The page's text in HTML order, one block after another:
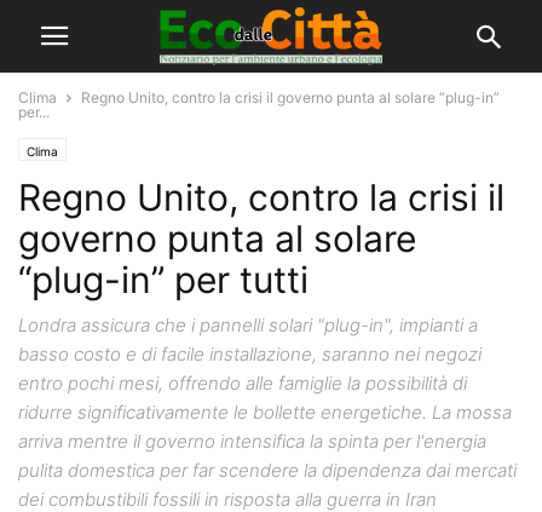
Clima
Regno Unito, contro la crisi il governo punta al solare “plug-in”
per...
Clima
Regno Unito, contro la crisi il
governo punta al solare
“plug-in” per tutti
Londra assicura che i pannelli solari "plug-in", impianti a
basso costo e di facile installazione, saranno nei negozi
entro pochi mesi, offrendo alle famiglie la possibilità di
ridurre significativamente le bollette energetiche. La mossa
arriva mentre il governo intensifica la spinta per l'energia
pulita domestica per far scendere la dipendenza dai mercati
dei combustibili fossili in risposta alla guerra in Iran